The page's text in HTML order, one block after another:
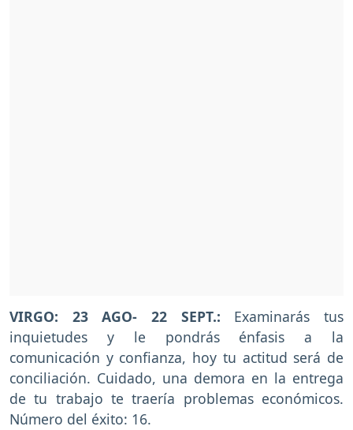
VIRGO: 23 AGO- 22 SEPT.: Examinarás tus
inquietudes y le pondrás énfasis a la
comunicación y confianza, hoy tu actitud será de
conciliación. Cuidado, una demora en la entrega
de tu trabajo te traería problemas económicos.
Número del éxito: 16.